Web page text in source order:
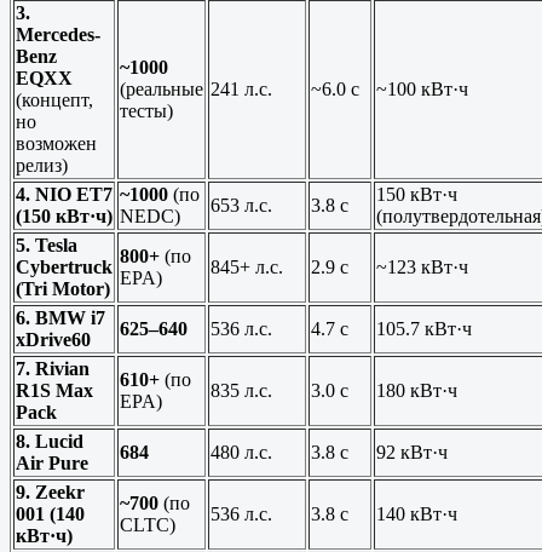
3.
Mercedes-
Benz
EQXX
(концепт,
но
возможен
релиз)
~1000
(реальные
тесты)
241 л.с. ~6.0 с ~100 кВт·ч
4. NIO ET7
(150 кВт·ч)
~1000 (по
NEDC)
653 л.с. 3.8 с
150 кВт·ч
5. Tesla
Cybertruck
(Tri Motor)
800+ (по
EPA)
845+ л.с. 2.9 с ~123 кВт·ч
6. BMW i7
xDrive60
625–640 536 л.с. 4.7 с
105.7 кВт·ч
7. Rivian
R1S Max
Pack
610+ (по
EPA)
835 л.с. 3.0 с 180 кВт·ч
8. Lucid
Air Pure
684 480 л.с. 3.8 с
92 кВт·ч
9. Zeekr
001 (140
кВт·ч)
~700 (по
CLTC)
536 л.с. 3.8 с 140 кВт·ч